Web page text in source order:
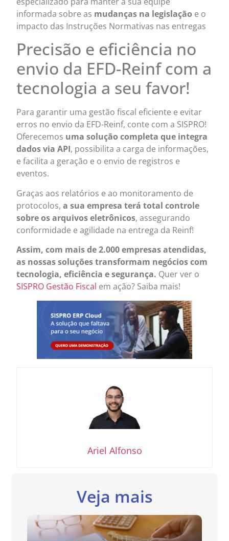
informada sobre as mudanças na legislação e o
impacto das Instruções Normativas nas entregas
Precisão e eficiência no
envio da EFD-Reinf com a
tecnologia a seu favor!
Para garantir uma gestão fiscal eficiente e evitar
erros no envio da EFD-Reinf, conte com a SISPRO!
Oferecemos uma solução completa que integra
dados via API, possibilita a carga de informações,
e facilita a geração e o envio de registros e
eventos.
Graças aos relatórios e ao monitoramento de
protocolos,a sua empresa terá total controle
sobre os arquivos eletrônicos, assegurando
conformidade e agilidade na entrega da Reinf!
Assim, com mais de 2.000 empresas atendidas,
as nossas soluções transformam negócios com
tecnologia, eficiência e segurança. Quer ver o
SISPRO Gestão Fiscal em ação? Saiba mais!
Ariel Alfonso
Veja mais